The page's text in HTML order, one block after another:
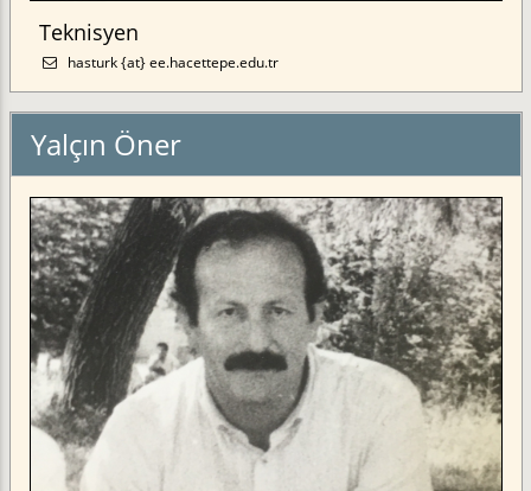
Teknisyen
hasturk {at} ee.hacettepe.edu.tr
Yalçın Öner